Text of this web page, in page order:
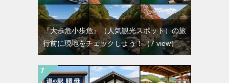
『大歩危小歩危』（人気観光スポット）の旅
行前に現地をチェックしよう！（7 view）